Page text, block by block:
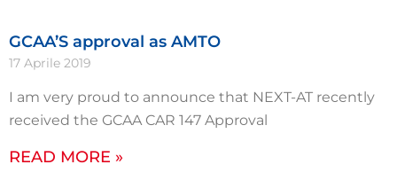
GCAA’S approval as AMTO
17 Aprile 2019
I am very proud to announce that NEXT-AT recently
received the GCAA CAR 147 Approval
READ MORE »